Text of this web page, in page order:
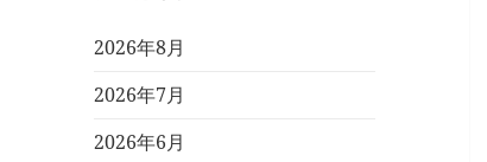
2026年8月
2026年7月
2026年6月